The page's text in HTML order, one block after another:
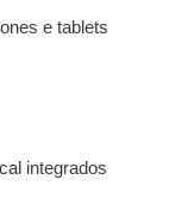
e tablets
integrados